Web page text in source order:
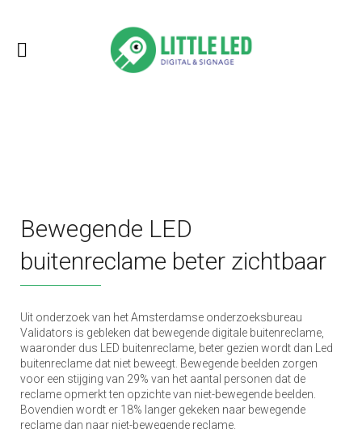
Bewegende LED
buitenreclame beter zichtbaar
Uit onderzoek van het Amsterdamse onderzoeksbureau
Validators is gebleken dat bewegende digitale buitenreclame,
waaronder dus LED buitenreclame, beter gezien wordt dan Led
buitenreclame dat niet beweegt. Bewegende beelden zorgen
voor een stijging van 29% van het aantal personen dat de
reclame opmerkt ten opzichte van niet-bewegende beelden.
Bovendien wordt er 18% langer gekeken naar bewegende
reclame dan naar niet-bewegende reclame.